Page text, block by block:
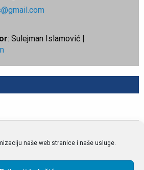
naše web stranice i naše usluge.
: Sulejman Islamović |